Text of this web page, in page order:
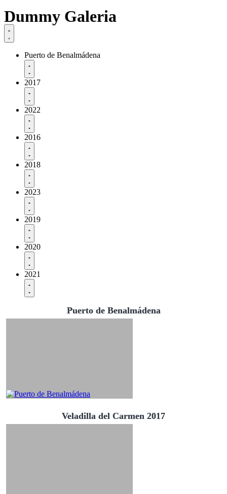
Dummy Galeria
Puerto de Benalmádena
2017
2022
2016
2018
2023
2019
2020
2021
Puerto de Benalmádena
Veladilla del Carmen 2017